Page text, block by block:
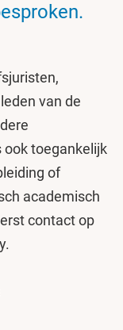
van de
ook toegankelijk
of
academisch
contact op